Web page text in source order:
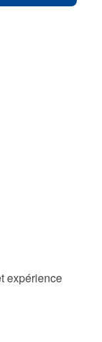
expérience